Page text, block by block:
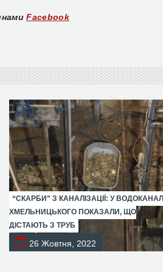
Facebook
“СКАРБИ” З КАНАЛІЗАЦІЇ: У ВОДОКАНАЛІ
ХМЕЛЬНИЦЬКОГО ПОКАЗАЛИ, ЩО
ДІСТАЮТЬ З ТРУБ
26 Жовтня, 2022